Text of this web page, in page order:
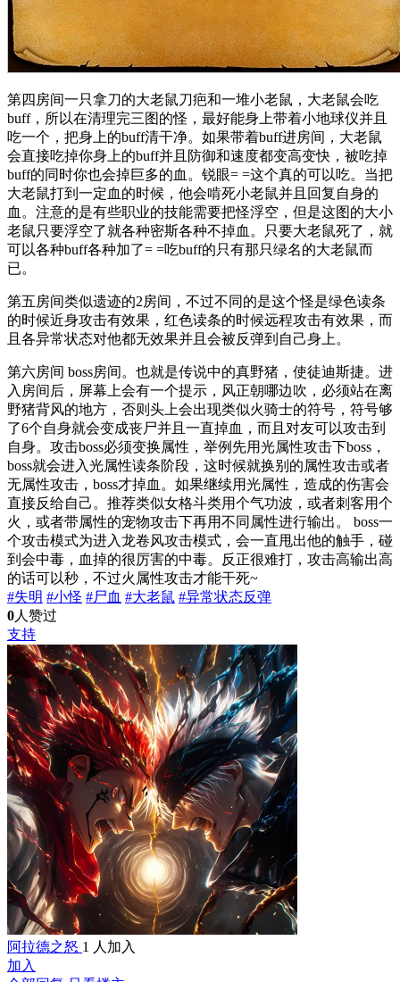
第四房间一只拿刀的大老鼠刀疤和一堆小老鼠，大老鼠会吃
buff，所以在清理完三图的怪，最好能身上带着小地球仪并且
吃一个，把身上的buff清干净。如果带着buff进房间，大老鼠
会直接吃掉你身上的buff并且防御和速度都变高变快，被吃掉
buff的同时你也会掉巨多的血。锐眼= =这个真的可以吃。当把
大老鼠打到一定血的时候，他会啃死小老鼠并且回复自身的
血。注意的是有些职业的技能需要把怪浮空，但是这图的大小
老鼠只要浮空了就各种密斯各种不掉血。只要大老鼠死了，就
可以各种buff各种加了= =吃buff的只有那只绿名的大老鼠而
已。
第五房间类似遗迹的2房间，不过不同的是这个怪是绿色读条
的时候近身攻击有效果，红色读条的时候远程攻击有效果，而
且各异常状态对他都无效果并且会被反弹到自己身上。
第六房间 boss房间。也就是传说中的真野猪，使徒迪斯捷。进
入房间后，屏幕上会有一个提示，风正朝哪边吹，必须站在离
野猪背风的地方，否则头上会出现类似火骑士的符号，符号够
了6个自身就会变成丧尸并且一直掉血，而且对友可以攻击到
自身。攻击boss必须变换属性，举例先用光属性攻击下boss，
boss就会进入光属性读条阶段，这时候就换别的属性攻击或者
无属性攻击，boss才掉血。如果继续用光属性，造成的伤害会
直接反给自己。推荐类似女格斗类用个气功波，或者刺客用个
火，或者带属性的宠物攻击下再用不同属性进行输出。 boss一
个攻击模式为进入龙卷风攻击模式，会一直甩出他的触手，碰
到会中毒，血掉的很厉害的中毒。反正很难打，攻击高输出高
的话可以秒，不过火属性攻击才能干死~
#失明 #小怪 #尸血 #大老鼠 #异常状态反弹
0人赞过
支持
阿拉德之怒 1 人加入
加入